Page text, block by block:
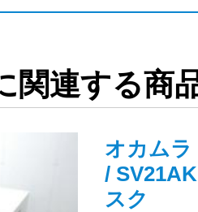
関連する商
オカム
/
スク